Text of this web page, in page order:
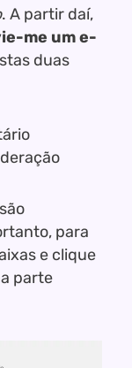
. A partir daí,
me um e-
duas
para
e clique
parte